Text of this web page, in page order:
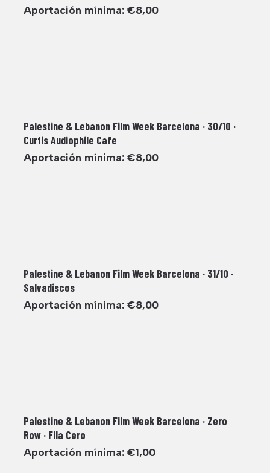
Aportación mínima: €8,00
Palestine & Lebanon Film Week Barcelona · 30/10 ·
Curtis Audiophile Cafe
Aportación mínima: €8,00
Palestine & Lebanon Film Week Barcelona · 31/10 ·
Salvadiscos
Aportación mínima: €8,00
Palestine & Lebanon Film Week Barcelona · Zero
Row · Fila Cero
Aportación mínima: €1,00